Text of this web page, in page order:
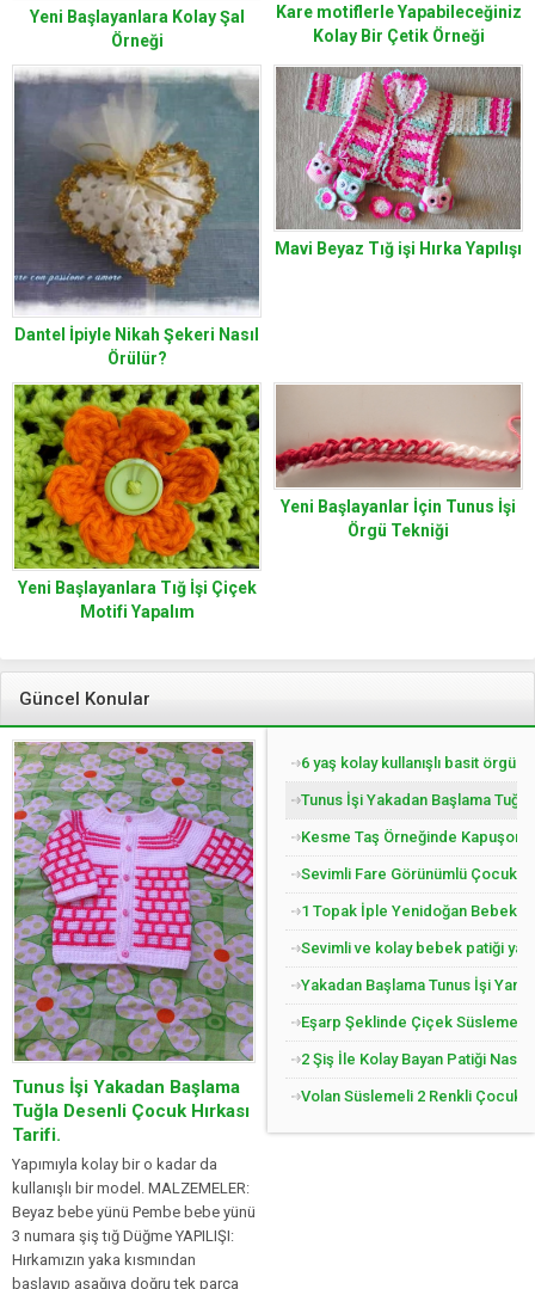
Yeni Başlayanlara Kolay Şal
Örneği
Kare motiflerle Yapabileceğiniz
Kolay Bir Çetik Örneği
Dantel İpiyle Nikah Şekeri Nasıl
Örülür?
Mavi Beyaz Tığ işi Hırka Yapılışı
Yeni Başlayanlara Tığ İşi Çiçek
Motifi Yapalım
Yeni Başlayanlar İçin Tunus İşi
Örgü Tekniği
Güncel Konular
Tunus İşi Yakadan Başlama
Tuğla Desenli Çocuk Hırkası
Tarifi.
Yapımıyla kolay bir o kadar da
kullanışlı bir model. MALZEMELER:
Beyaz bebe yünü Pembe bebe yünü
3 numara şiş tığ Düğme YAPILIŞI:
Hırkamızın yaka kısmından
başlayıp aşağıya doğru tek parça
6 yaş kolay kullanışlı basit örgü
Tunus İşi Yakadan Başlama
Kesme Taş Örneğinde
Sevimli Fare Görünümlü Çocuk
1 Topak İple Yenidoğan Bebek
Sevimli ve kolay bebek patiği
Yakadan Başlama Tunus İşi
Eşarp Şeklinde Çiçek Süslemeli
2 Şiş İle Kolay Bayan Patiği Nasıl
Volan Süslemeli 2 Renkli Çocuk